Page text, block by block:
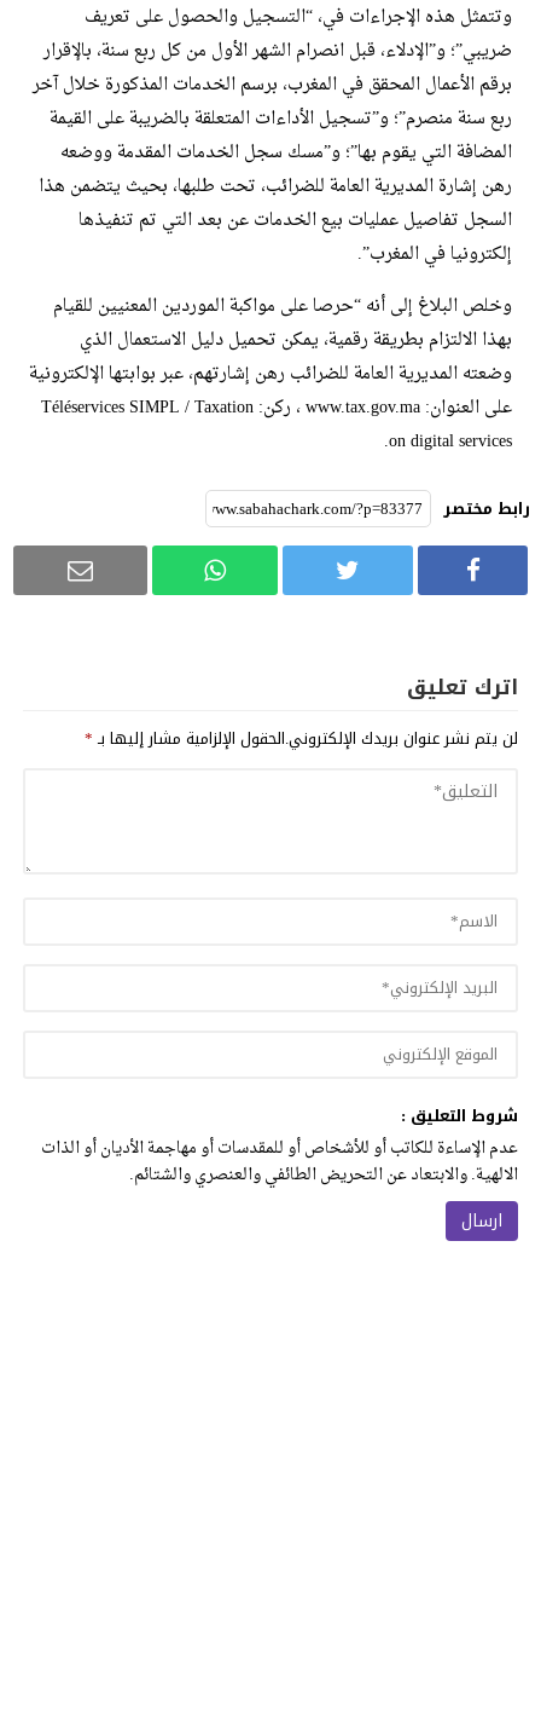
وتتمثل هذه الإجراءات في، “التسجيل والحصول على تعريف
ضريبي”؛ و”الإدلاء، قبل انصرام الشهر الأول من كل ربع سنة، بالإقرار
برقم الأعمال المحقق في المغرب، برسم الخدمات المذكورة خلال آخر
ربع سنة منصرم”؛ و”تسجيل الأداءات المتعلقة بالضريبة على القيمة
المضافة التي يقوم بها”؛ و”مسك سجل الخدمات المقدمة ووضعه
رهن إشارة المديرية العامة للضرائب، تحت طلبها، بحيث يتضمن هذا
السجل تفاصيل عمليات بيع الخدمات عن بعد التي تم تنفيذها
إلكترونيا في المغرب”.
وخلص البلاغ إلى أنه “حرصا على مواكبة الموردين المعنيين للقيام
بهذا الالتزام بطريقة رقمية، يمكن تحميل دليل الاستعمال الذي
وضعته المديرية العامة للضرائب رهن إشارتهم، عبر بوابتها الإلكترونية
على العنوان: www.tax.gov.ma ، ركن: Téléservices SIMPL / Taxation
on digital services.
رابط مختصر
اترك تعليق
لن يتم نشر عنوان بريدك الإلكتروني.الحقول الإلزامية مشار إليها بـ*
شروط التعليق :
عدم الإساءة للكاتب أو للأشخاص أو للمقدسات أو مهاجمة الأديان أو الذات
الالهية. والابتعاد عن التحريض الطائفي والعنصري والشتائم.